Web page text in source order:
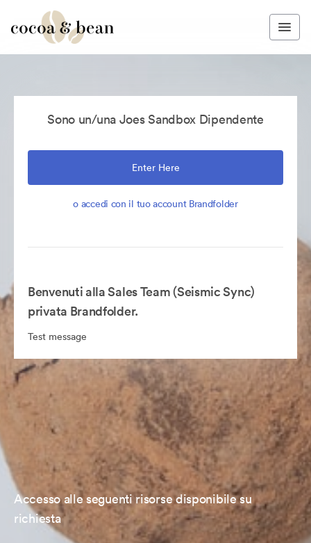
Sono un/una Joes Sandbox Dipendente
Enter Here
o accedi con il tuo account Brandfolder
Benvenuti alla Sales Team (Seismic Sync)
privata Brandfolder.
Test message
Accesso alle seguenti risorse disponibile su
richiesta